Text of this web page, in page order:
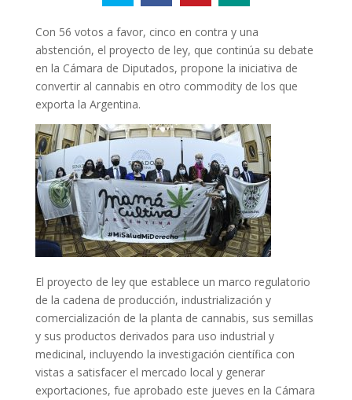
Con 56 votos a favor, cinco en contra y una
abstención, el proyecto de ley, que continúa su debate
en la Cámara de Diputados, propone la iniciativa de
convertir al cannabis en otro commodity de los que
exporta la Argentina.
El proyecto de ley que establece un marco regulatorio
de la cadena de producción, industrialización y
comercialización de la planta de cannabis, sus semillas
y sus productos derivados para uso industrial y
medicinal, incluyendo la investigación científica con
vistas a satisfacer el mercado local y generar
exportaciones, fue aprobado este jueves en la Cámara